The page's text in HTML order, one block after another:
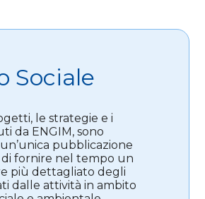
Sociale
le strategie e i
da ENGIM, sono
pubblicazione
di fornire nel tempo un
più dettagliato degli
dalle attività in ambito